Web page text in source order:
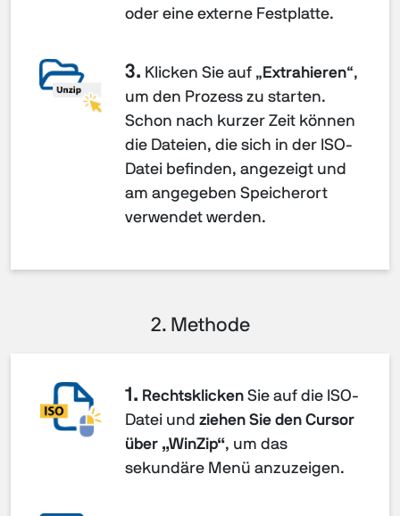
oder eine externe Festplatte.
3. Klicken Sie auf „ Extrahieren“,
um den Prozess zu starten.
Schon nach kurzer Zeit können
die Dateien, die sich in der ISO-
Datei befinden, angezeigt und
am angegeben Speicherort
verwendet werden.
2. Methode
1. Rechtsklicken Sie auf die ISO-
Datei und ziehen Sie den Cursor
über „WinZip“, um das
sekundäre Menü anzuzeigen.